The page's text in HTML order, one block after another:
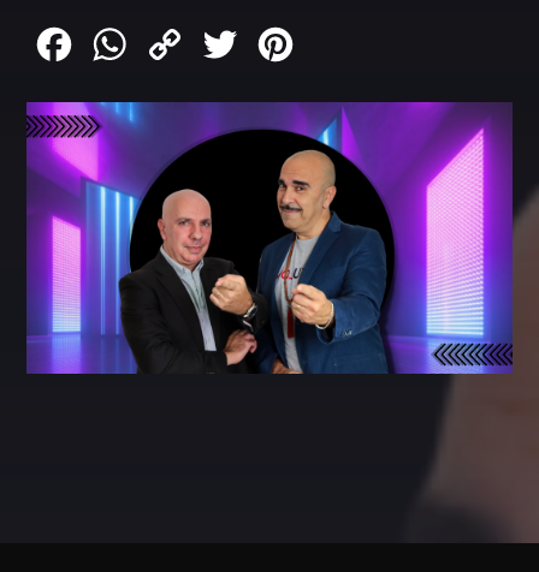
FacebookWhatsApp
Copy
Twitter